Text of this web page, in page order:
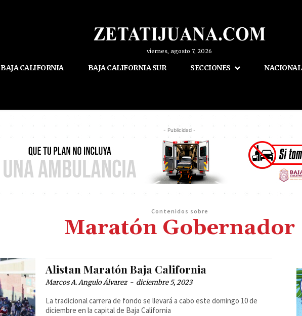
viernes, agosto 7, 2026
BAJA CALIFORNIA BAJA CALIFORNIA SUR SECCIONES NACIONAL
- Publicidad -
Contenidos sobre
Maratón Gobernador
Alistan Maratón Baja California
Marcos A. Angulo Álvarez - diciembre 5, 2023
La tradicional carrera de fondo se llevará a cabo este domingo 10 de
diciembre en la capital de Baja California